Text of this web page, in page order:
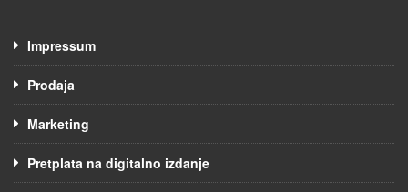
Impressum
Prodaja
Marketing
Pretplata na digitalno izdanje